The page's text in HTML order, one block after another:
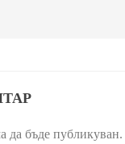
да бъде публикуван.